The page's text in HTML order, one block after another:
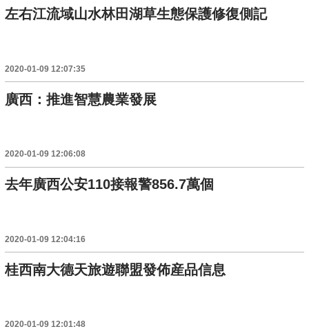
左右江流域山水林田湖草生態保護修復側記
2020-01-09 12:07:35
廣西：推進智慧農業發展
2020-01-09 12:06:08
去年廣西公安110接報警856.7萬個
2020-01-09 12:04:16
桂西南大德天旅遊聯盟發佈産品信息
2020-01-09 12:01:48